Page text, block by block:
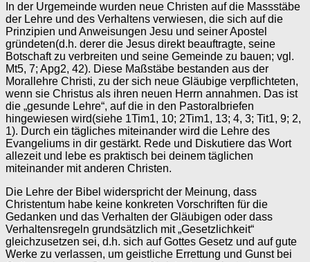
In der Urgemeinde wurden neue Christen auf die Massstäbe
der Lehre und des Verhaltens verwiesen, die sich auf die
Prinzipien und Anweisungen Jesu und seiner Apostel
gründeten(d.h. derer die Jesus direkt beauftragte, seine
Botschaft zu verbreiten und seine Gemeinde zu bauen; vgl.
Mt5, 7; Apg2, 42). Diese Maßstäbe bestanden aus der
Morallehre Christi, zu der sich neue Gläubige verpflichteten,
wenn sie Christus als ihren neuen Herrn annahmen. Das ist
die „gesunde Lehre“, auf die in den Pastoralbriefen
hingewiesen wird(siehe 1Tim1, 10; 2Tim1, 13; 4, 3; Tit1, 9; 2,
1). Durch ein tägliches miteinander wird die Lehre des
Evangeliums in dir gestärkt. Rede und Diskutiere das Wort
allezeit und lebe es praktisch bei deinem täglichen
miteinander mit anderen Christen.
Die Lehre der Bibel widerspricht der Meinung, dass
Christentum habe keine konkreten Vorschriften für die
Gedanken und das Verhalten der Gläubigen oder dass
Verhaltensregeln grundsätzlich mit „Gesetzlichkeit“
gleichzusetzen sei, d.h. sich auf Gottes Gesetz und auf gute
Werke zu verlassen, um geistliche Errettung und Gunst bei